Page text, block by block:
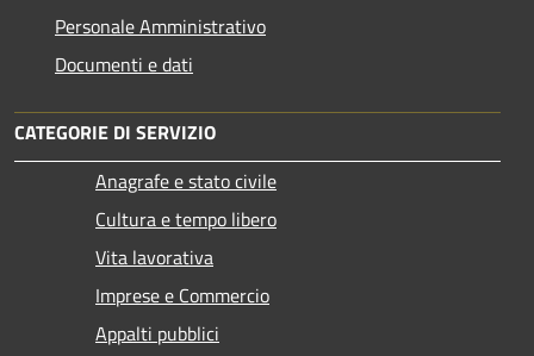
Personale Amministrativo
Documenti e dati
CATEGORIE DI SERVIZIO
Anagrafe e stato civile
Cultura e tempo libero
Vita lavorativa
Imprese e Commercio
Appalti pubblici